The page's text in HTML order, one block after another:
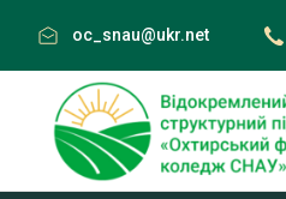
content
oc_snau@ukr.net